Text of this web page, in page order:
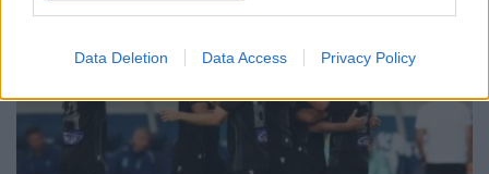
Data Deletion Data Access Privacy Policy